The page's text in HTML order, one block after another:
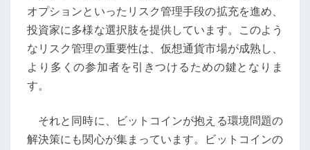
オプションといったリスク管理手段の拡充を進め、
投資家に多様な選択肢を提供しています。このよう
なリスク管理の重要性は、仮想通貨市場が成熟し、
より多くの参加者を引きつけるための鍵となりま
す。
それと同時に、ビットコインが抱える環境問題の
解決策にも関心が集まっています。ビットコインの